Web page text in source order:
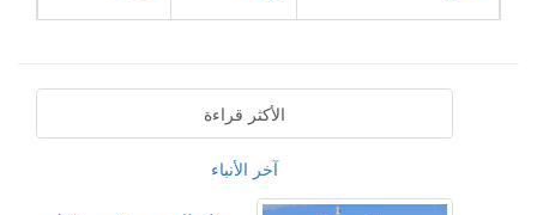
الأكثر قراءة
آخر الأنباء